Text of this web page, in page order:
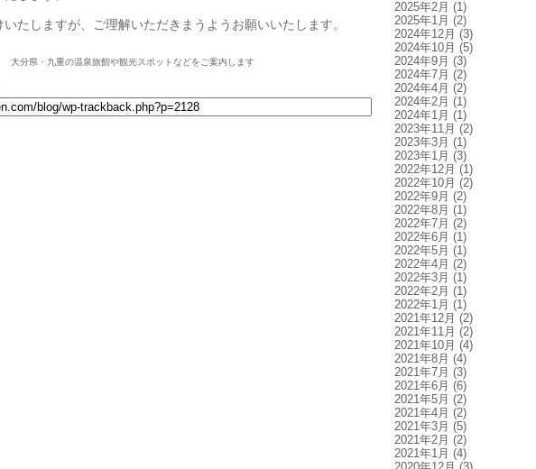
いたしますが、ご理解いただきまうようお願いいたします。
大分県・九重の温泉旅館や観光スポットなどをご案内します
2025年2月 (1)
2025年1月 (2)
2024年12月 (3)
2024年10月 (5)
2024年9月 (3)
2024年7月 (2)
2024年4月 (2)
2024年2月 (1)
2024年1月 (1)
2023年11月 (2)
2023年3月 (1)
2023年1月 (3)
2022年12月 (1)
2022年10月 (2)
2022年9月 (2)
2022年8月 (1)
2022年7月 (2)
2022年6月 (1)
2022年5月 (1)
2022年4月 (2)
2022年3月 (1)
2022年2月 (1)
2022年1月 (1)
2021年12月 (2)
2021年11月 (2)
2021年10月 (4)
2021年8月 (4)
2021年7月 (3)
2021年6月 (6)
2021年5月 (2)
2021年4月 (2)
2021年3月 (5)
2021年2月 (2)
2021年1月 (4)